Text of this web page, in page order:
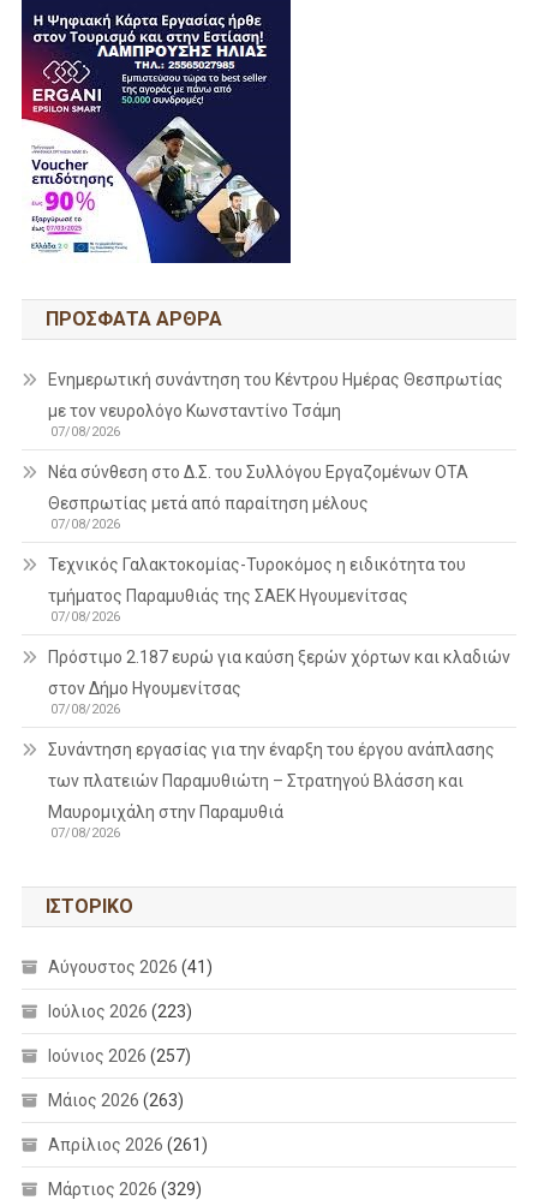
ΠΡΌΣΦΑΤΑ ΆΡΘΡΑ
Ενημερωτική συνάντηση του Κέντρου Ημέρας Θεσπρωτίας
με τον νευρολόγο Κωνσταντίνο Τσάμη
07/08/2026
Νέα σύνθεση στο Δ.Σ. του Συλλόγου Εργαζομένων ΟΤΑ
Θεσπρωτίας μετά από παραίτηση μέλους
07/08/2026
Τεχνικός Γαλακτοκομίας-Τυροκόμος η ειδικότητα του
τμήματος Παραμυθιάς της ΣΑΕΚ Ηγουμενίτσας
07/08/2026
Πρόστιμο 2.187 ευρώ για καύση ξερών χόρτων και κλαδιών
στον Δήμο Ηγουμενίτσας
07/08/2026
Συνάντηση εργασίας για την έναρξη του έργου ανάπλασης
των πλατειών Παραμυθιώτη – Στρατηγού Βλάσση και
Μαυρομιχάλη στην Παραμυθιά
07/08/2026
ΙΣΤΟΡΙΚΌ
Αύγουστος 2026 (41)
Ιούλιος 2026 (223)
Ιούνιος 2026 (257)
Μάιος 2026 (263)
Απρίλιος 2026 (261)
Μάρτιος 2026 (329)